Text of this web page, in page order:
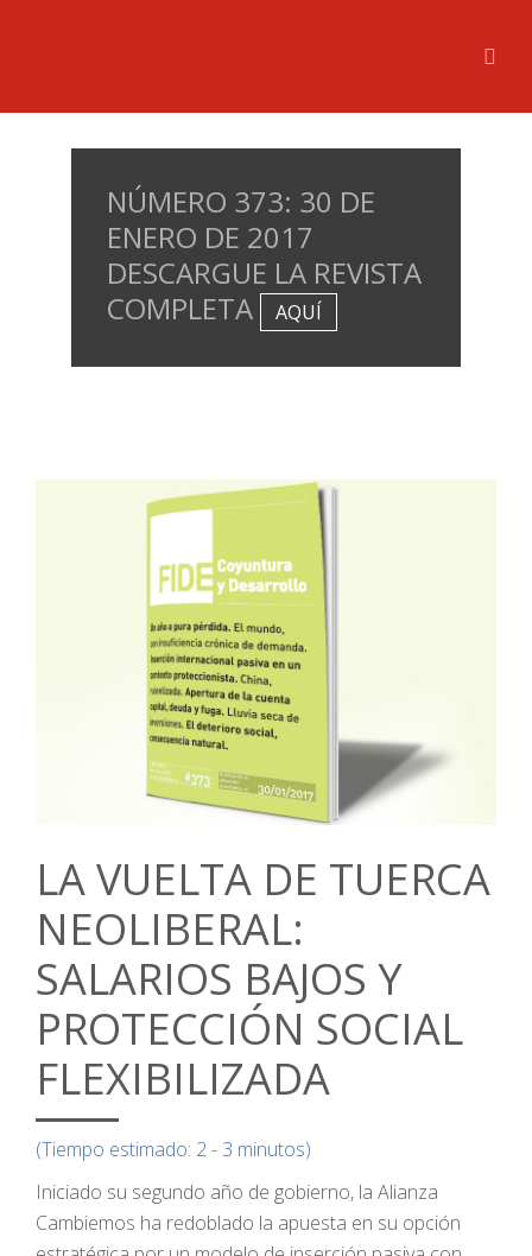
NÚMERO 373: 30 DE
ENERO DE 2017
DESCARGUE LA REVISTA
COMPLETA
AQUÍ
LA VUELTA DE TUERCA
NEOLIBERAL:
SALARIOS BAJOS Y
PROTECCIÓN SOCIAL
FLEXIBILIZADA
(Tiempo estimado: 2 - 3 minutos)
Iniciado su segundo año de gobierno, la Alianza
Cambiemos ha redoblado la apuesta en su opción